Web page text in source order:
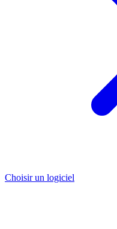
Choisir un logiciel